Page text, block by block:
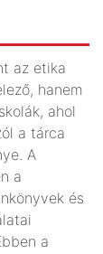
az etika
hanem
ahol
a tárca
A
a
és
a